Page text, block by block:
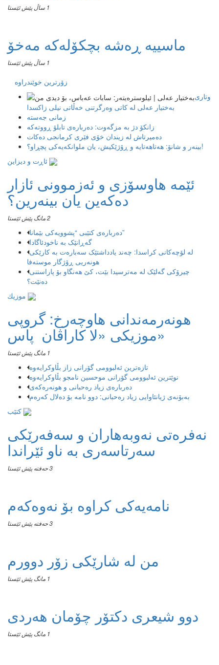
1 ساڵ پێش ئێستا
ماسییه ڕەشە بچکۆلەکە مەخۆ
1 ساڵ پێش ئێستا
زۆرترین خوێندراوە
وتاری
بەختیار عەلی لە کاتی وەرگرتنی خەڵاتی نیلی زاکسدا
زمانی جەستە
زانکۆ دژ بە مزگەوت: دەربارەى تابلۆ ڕووتەکە
ده‌میرتاش له‌ زیندان خۆی فێری كرمانجی ده‌كات
بینەر و شانۆ: هەتاھەتایە و ڕۆژێکیش، یان ملوانکەیەکی پچڕاو؟!
ئێمە هاوسۆزی و ئەزموونی ئازار
دەکەین یان بینەرین؟
2 مانگ پێش ئێستا
دەربارەی کتێبی “پشوویەکی بێمانا”
لە لۆچەکانی کراسدا: چەند یادداشتێک سەبارەت بە کارێکی
چیرۆکی گەلێک لە مەترسیدا بێت، کێ هەنگاو بۆ پاراستنی
هونەرمەندانی هاوچەرخ: گروپی
موزیكی «لا كاراڤان پاس»
1 مانگ پێش ئێستا
نەفرەتی نەوبەهاران و سەفەرێکی
سەرتاسەری بە ناو ئێراندا
3 حەفتە پێش ئێستا
نامەیەکی کراوە بۆ نەوەکەم
3 حەفتە پێش ئێستا
من له‌ شارێکی زۆر دوورم
1 مانگ پێش ئێستا
دوو شیعری دکتۆر چۆمان هەردی
1 مانگ پێش ئێستا